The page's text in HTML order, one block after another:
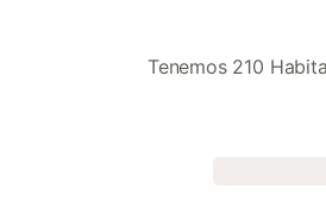
Tenemos 210